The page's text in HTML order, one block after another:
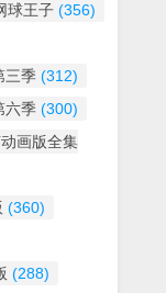
球王子 (356)
三季 (312)
六季 (300)
画版全集
(360)
(288)